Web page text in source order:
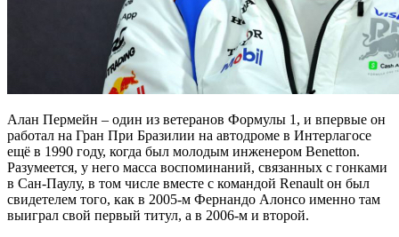
Алан Пермейн – один из ветеранов Формулы 1, и впервые он
работал на Гран При Бразилии на автодроме в Интерлагосе
ещё в 1990 году, когда был молодым инженером Benetton.
Разумеется, у него масса воспоминаний, связанных с гонками
в Сан-Паулу, в том числе вместе с командой Renault он был
свидетелем того, как в 2005-м Фернандо Алонсо именно там
выиграл свой первый титул, а в 2006-м и второй.